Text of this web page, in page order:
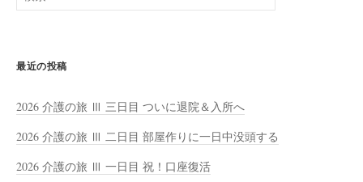
索:
最近の投稿
2026 介護の旅 Ⅲ 三日目 ついに退院＆入所へ
2026 介護の旅 Ⅲ 二日目 部屋作りに一日中没頭する
2026 介護の旅 Ⅲ 一日目 祝！口座復活